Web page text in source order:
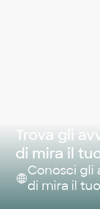
Trova gli
di mira il
Conosci gli
di mira il